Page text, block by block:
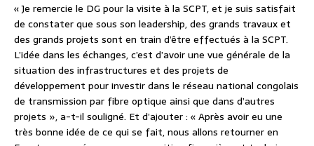
« Je remercie le DG pour la visite à la SCPT, et je suis satisfait
de constater que sous son leadership, des grands travaux et
des grands projets sont en train d’être effectués à la SCPT.
L’idée dans les échanges, c’est d’avoir une vue générale de la
situation des infrastructures et des projets de
développement pour investir dans le réseau national congolais
de transmission par fibre optique ainsi que dans d’autres
projets », a-t-il souligné. Et d’ajouter : « Après avoir eu une
très bonne idée de ce qui se fait, nous allons retourner en